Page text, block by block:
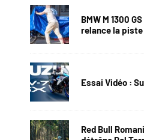
BMW M 1300
relance la piste
Essai Vidéo :
Red Bull